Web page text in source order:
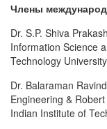
Члены
Dr. S.P. Shiva
Information Science
Technology
Dr. Balaraman
Engineering &
Indian Institute of